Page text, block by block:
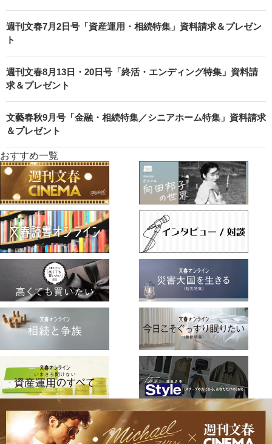
週刊文春7月2日号「資産運用・相続特集」資料請求＆プレゼン
ト
週刊文春8月13日・20日号「終活・エンディング特集」資料請
求＆プレゼント
文藝春秋9月号「金融・相続特集／シニアホーム特集」資料請求
＆プレゼント
おすすめ一覧